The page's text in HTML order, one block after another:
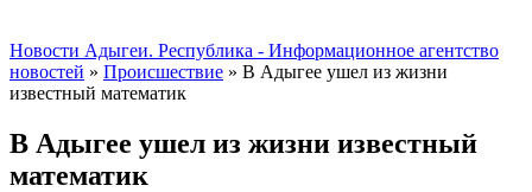
Новости Адыгеи. Республика - Информационное агентство
новостей » Происшествие » В Адыгее ушел из жизни
известный математик
В Адыгее ушел из жизни известный
математик